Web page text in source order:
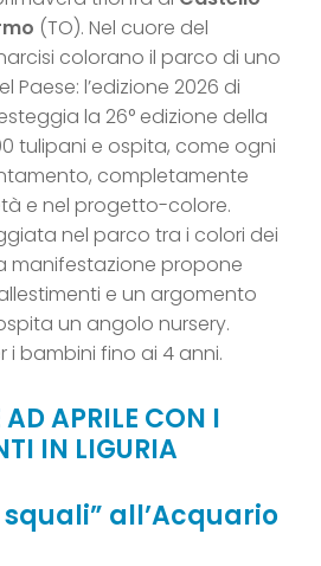
(TO). Nel cuore del
colorano il parco di uno
Paese: l’edizione 2026 di
la 26° edizione della
tulipani e ospita, come ogni
completamente
e nel progetto-colore.
nel parco tra i colori dei
manifestazione propone
e un argomento
un angolo nursery.
i bambini fino ai 4 anni.
APRILE CON I
IN LIGURIA
all’Acquario